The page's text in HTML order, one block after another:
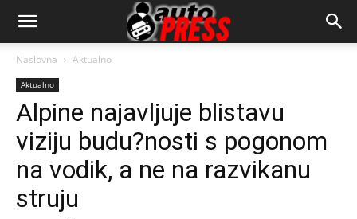
AutopressHR
Naslovna Aktualno
Aktualno
Alpine najavljuje blistavu
viziju budu?nosti s pogonom
na vodik, a ne na razvikanu
struju